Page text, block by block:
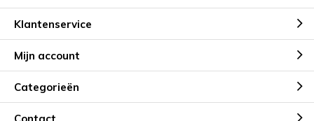
Klantenservice
Mijn account
Categorieën
Contact